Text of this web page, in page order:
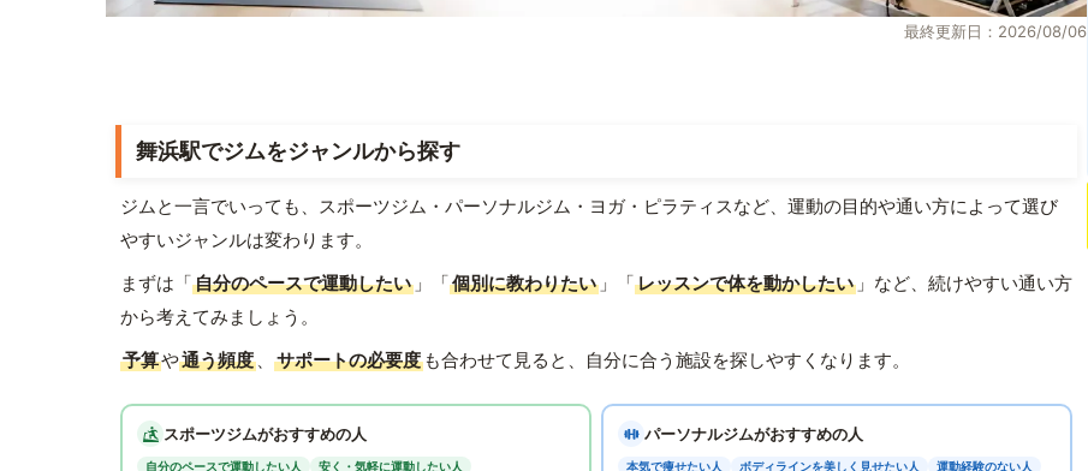
最終更新日：2026/08/06
舞浜駅でジムをジャンルから探す
ジムと一言でいっても、スポーツジム・パーソナルジム・ヨガ・ピラティスなど、運動の目的や通い方によって選び
やすいジャンルは変わります。
まずは「自分のペースで運動したい 」「個別に教わりたい 」「レッスンで体を動かしたい 」など、続けやすい通い方
から考えてみましょう。
予算や通う頻度 、 サポートの必要度 も合わせて見ると、自分に合う施設を探しやすくなります。
スポーツジムがおすすめの人
自分のペースで運動したい人
安く・気軽に運動したい人
パーソナルジムがおすすめの人
本気で痩せたい人 ボディラインを美しく見せたい人 運動経験のない人